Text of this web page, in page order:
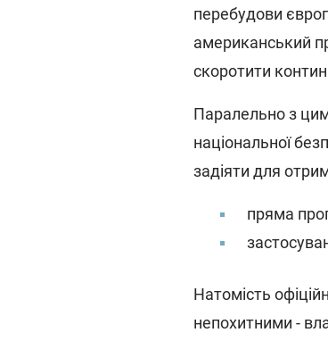
перебудови
американський
скоротити
Паралельно з
національної
задіяти для
пряма
Натомість
непохитними -